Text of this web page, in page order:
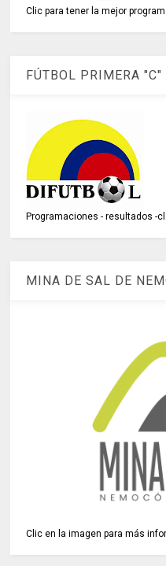
Clic para tener la mejor
FÚTBOL PRIMERA "C"
Programaciones - resultados -
MINA DE SAL DE
Clic en la imagen para más